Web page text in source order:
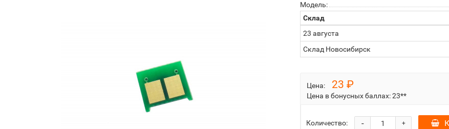
Модель:
Склад
23 августа
Склад Новосибирск
Цена: 23 ₽
Цена в бонусных баллах:23**
Количество: +
-